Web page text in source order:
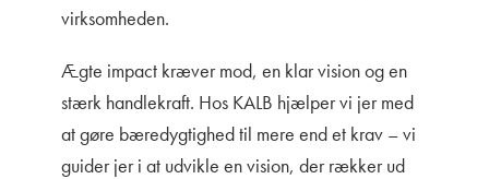
virksomheden.
Ægte impact kræver mod, en klar vision og en
stærk handlekraft. Hos KALB hjælper vi jer med
at gøre bæredygtighed til mere end et krav – vi
guider jer i at udvikle en vision, der rækker ud